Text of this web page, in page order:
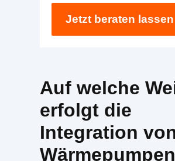
Jetzt beraten lassen
Auf welche
erfolgt die
Integration